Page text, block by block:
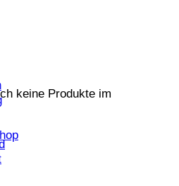
keine Produkte im